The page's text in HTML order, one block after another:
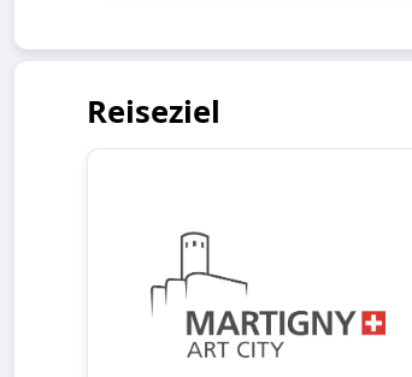
Reiseziel